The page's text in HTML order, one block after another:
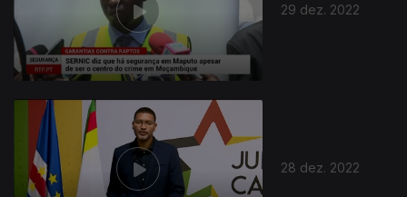
29 dez. 2022
28 dez. 2022